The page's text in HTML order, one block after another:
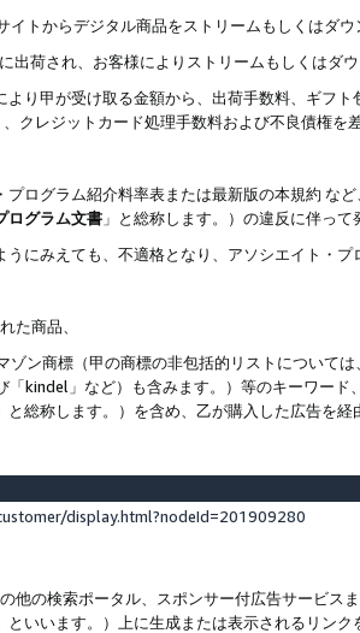
トからデジタル商品をストリームもしくはダ
荷され、お客様によりストリームもしくはダ
より甲が受け取る金額から、出荷手数料、ギフ
クレジットカード処理手数料および不良債権を
ログラム紹介料率表または最新版の本規約 な
ログラム文書 」と総称します。）の違反に伴って
にみえても、不適格となり、アソシエイト・プ
た商品、
ン商標（甲の商標の非包括的リストについて
kindel」など）も含みます。）等のキーワー
と総称します。）を含め、乙が購入した広告を
display.html?nodeId=201909280
他の検索ポータル、スポンサー付広告サービ
といいます。）上に生成または表示されるリン